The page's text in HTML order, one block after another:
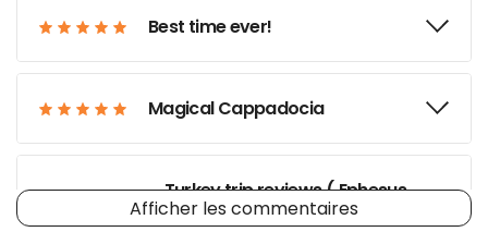
Best time ever!
Magical Cappadocia
Turkey trip reviews ( Ephesus,
Cappadocia) and tips
Afficher les commentaires